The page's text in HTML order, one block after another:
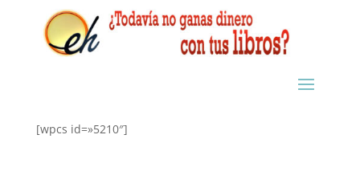
[wpcs id=»5210″]